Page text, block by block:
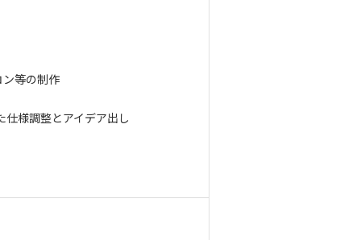
ン等の制作
様調整とアイデア出し